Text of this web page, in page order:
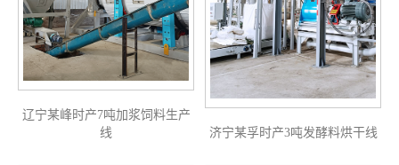
辽宁某峰时产7吨加浆饲料生产
线
济宁某孚时产3吨发酵料烘干线